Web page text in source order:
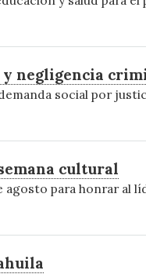
y negligencia
social por
cultural
agosto para honrar al